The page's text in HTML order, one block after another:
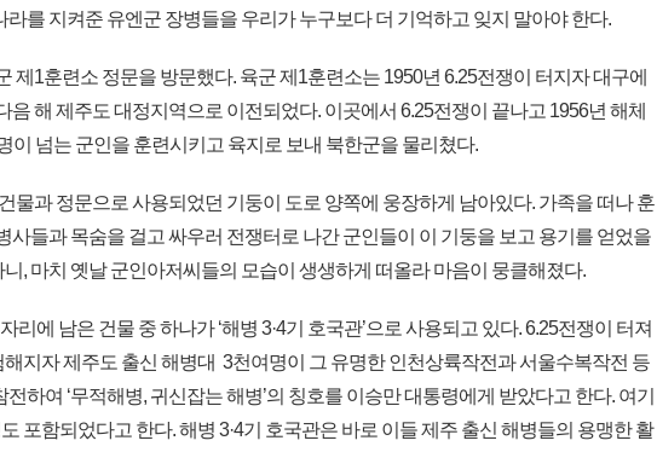
라를 지켜준 유엔군 장병들을 우리가 누구보다 더 기억하고 잊지 말아야 한다.
제1훈련소 정문을 방문했다. 육군 제1훈련소는 1950년 6.25전쟁이 터지자 대구에
음 해 제주도 대정지역으로 이전되었다. 이곳에서 6.25전쟁이 끝나고 1956년 해체
이 넘는 군인을 훈련시키고 육지로 보내 북한군을 물리쳤다.
물과 정문으로 사용되었던 기둥이 도로 양쪽에 웅장하게 남아있다. 가족을 떠나 훈
사들과 목숨을 걸고 싸우러 전쟁터로 나간 군인들이 이 기둥을 보고 용기를 얻었을
, 마치 옛날 군인아저씨들의 모습이 생생하게 떠올라 마음이 뭉클해졌다.
리에 남은 건물 중 하나가 ‘해병 3·4기 호국관’으로 사용되고 있다. 6.25전쟁이 터져
지자 제주도 출신 해병대 3천여명이 그 유명한 인천상륙작전과 서울수복작전 등
하여 ‘무적해병, 귀신잡는 해병’의 칭호를 이승만 대통령에게 받았다고 한다. 여기
포함되었다고 한다. 해병 3·4기 호국관은 바로 이들 제주 출신 해병들의 용맹한 활